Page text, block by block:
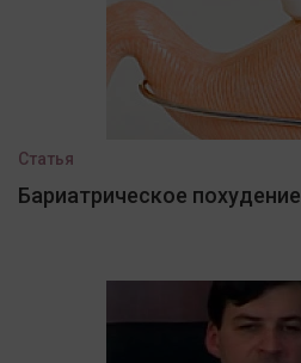
Статья
Бариатрическое похудение